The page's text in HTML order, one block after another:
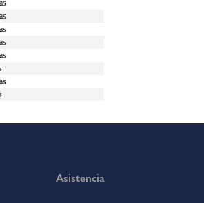
Asistencia